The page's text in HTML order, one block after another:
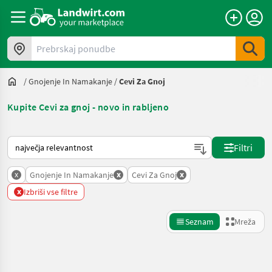
Prebrskaj ponudbe
/Gnojenje In Namakanje /Cevi Za Gnoj
Kupite Cevi za gnoj - novo in rabljeno
Tako je razvrščeno na Landwirt.com
Filtri
x Gnojenje In Namakanje x Cevi Za Gnoj x
x Izbriši vse filtre
Seznam Mreža